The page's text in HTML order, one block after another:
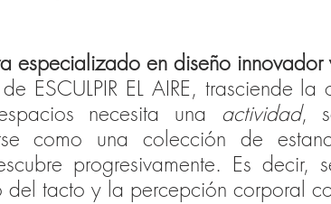
especializado en diseño
ESCULPIR EL AIRE, trasciende
necesita una actividad,
como una colección de
progresivamente. Es decir,
tacto y la percepción corporal